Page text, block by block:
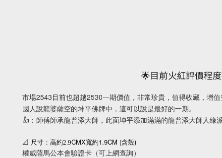
🌟目前火紅評價程
市場2543目前也超越2530一期價值，非常珍貴，值得收藏，增
國人說龍婆薩空的坤平佛牌中，這可以說是最好的一期。
👍：師傅師承龍普添大師，此面坤平添加滿滿的龍普添大師人
📐 尺寸：高約2.9CMX寬約1.9CM (含殼)
權威薩馬公本會驗證卡（可上網查詢）